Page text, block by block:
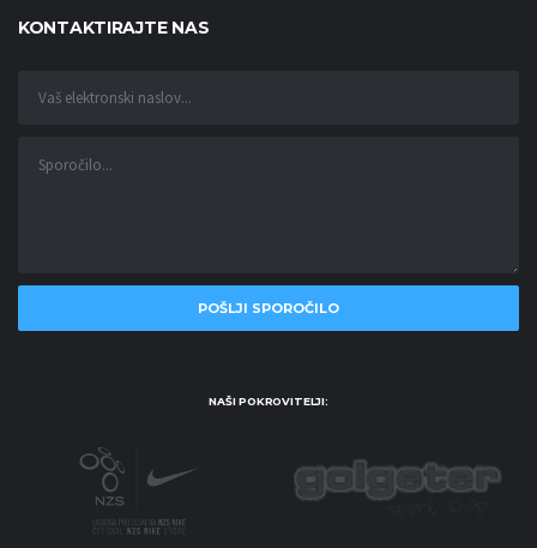
KONTAKTIRAJTE NAS
NAŠI POKROVITELJI: